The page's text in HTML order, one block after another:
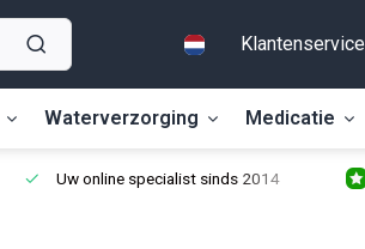
Klantenservice
Waterverzorging Medicatie
Uw online specialist sinds 2014